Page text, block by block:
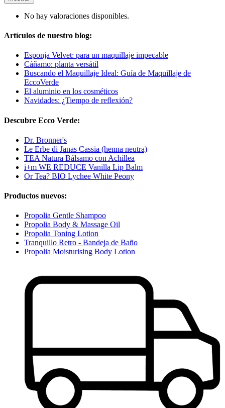
No hay valoraciones disponibles.
Artículos de nuestro blog:
Esponja Velvet: para un maquillaje impecable
Cáñamo: planta versátil
Buscando el Maquillaje Ideal: Guía de Maquillaje de
EccoVerde
El aluminio en los cosméticos
Navidades: ¿Tiempo de reflexión?
Descubre Ecco Verde:
Dr. Bronner's
Le Erbe di Janas Cassia (henna neutra)
TEA Natura Bálsamo con Achillea
i+m WE REDUCE Vanilla Lip Balm
Or Tea? BIO Lychee White Peony
Productos nuevos:
Propolia Gentle Shampoo
Propolia Body & Massage Oil
Propolia Toning Lotion
Tranquillo Retro - Bandeja de Baño
Propolia Moisturising Body Lotion